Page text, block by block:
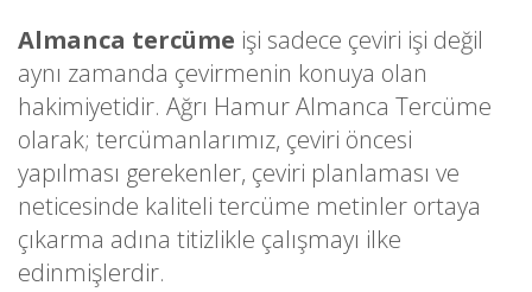
Almanca tercüme işi sadece çeviri işi değil
aynı zamanda çevirmenin konuya olan
hakimiyetidir. Ağrı Hamur Almanca Tercüme
olarak; tercümanlarımız, çeviri öncesi
yapılması gerekenler, çeviri planlaması ve
neticesinde kaliteli tercüme metinler ortaya
çıkarma adına titizlikle çalışmayı ilke
edinmişlerdir.